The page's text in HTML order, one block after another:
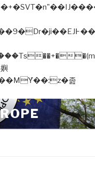
졾